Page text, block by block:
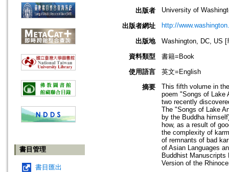
書目管理
書目匯出
出版者 University of
出版者網址 http://
出版地
Washington, DC, US
資料類型
書籍=Book
使用語言
英文=English
摘要
This fifth volume in
poem "Songs of Lake
two recently
The "Songs of Lake
by the Buddha
how, as a result of
the complexity of
of remnants of bad
of Asian Languages
Buddhist
Version of the